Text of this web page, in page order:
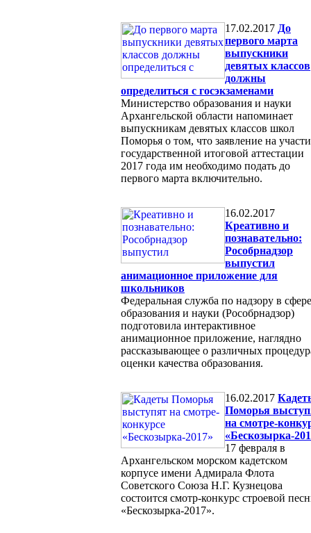
17.02.2017 До
первого марта
выпускники
девятых классов
должны
определиться с госэкзаменами
Министерство образования и науки
Архангельской области напоминает
выпускникам девятых классов школ
Поморья о том, что заявление на
государственной итоговой аттестации
2017 года им необходимо подать до
первого марта включительно.
16.02.2017
Креативно и
познавательно:
Рособрнадзор
выпустил
анимационное приложение для
школьников
Федеральная служба по надзору в сфере
образования и науки (Рособрнадзор)
подготовила интерактивное
анимационное приложение, наглядно
рассказывающее о различных
оценки качества образования.
16.02.2017
Поморья
на смотре-
«Бескозырка-
17 февраля в
Архангельском морском кадетском
корпусе имени Адмирала Флота
Советского Союза Н.Г. Кузнецова
состоится смотр-конкурс строевой
«Бескозырка-2017».